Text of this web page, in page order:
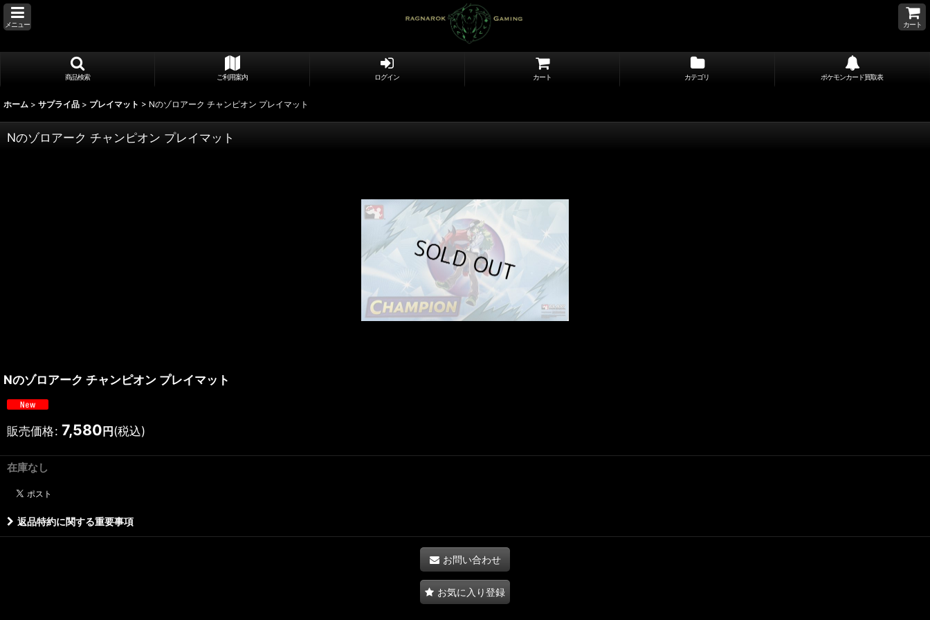
メニュー カート
商品検索 ご利用案内 ログイン カート カテゴリ ポケモンカード買取表
ホーム > サプライ品 > プレイマット > Nのゾロアーク チャンピオン プレイマット
Nのゾロアーク チャンピオン プレイマット
Nのゾロアーク チャンピオン プレイマット
販売価格: 7,580 円 (税込)
在庫なし
返品特約に関する重要事項
お問い合わせ
お気に入り登録